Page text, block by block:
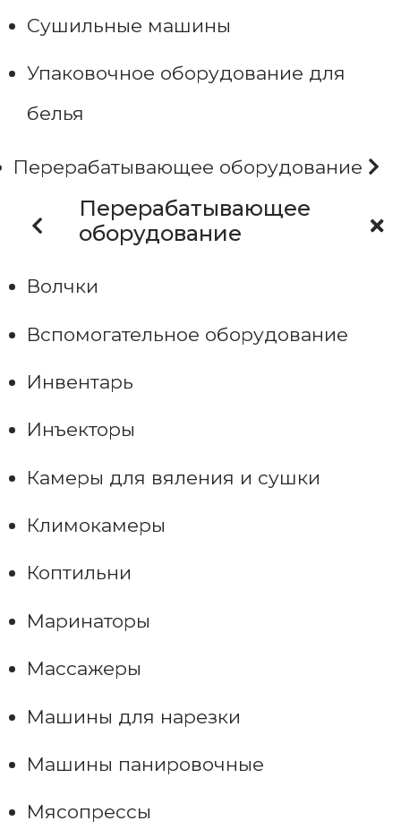
Сушильные машины
Упаковочное оборудование для
белья
Перерабатывающее оборудование
Перерабатывающее
оборудование
Волчки
Вспомогательное оборудование
Инвентарь
Инъекторы
Камеры для вяления и сушки
Климокамеры
Коптильни
Маринаторы
Массажеры
Машины для нарезки
Машины панировочные
Мясопрессы